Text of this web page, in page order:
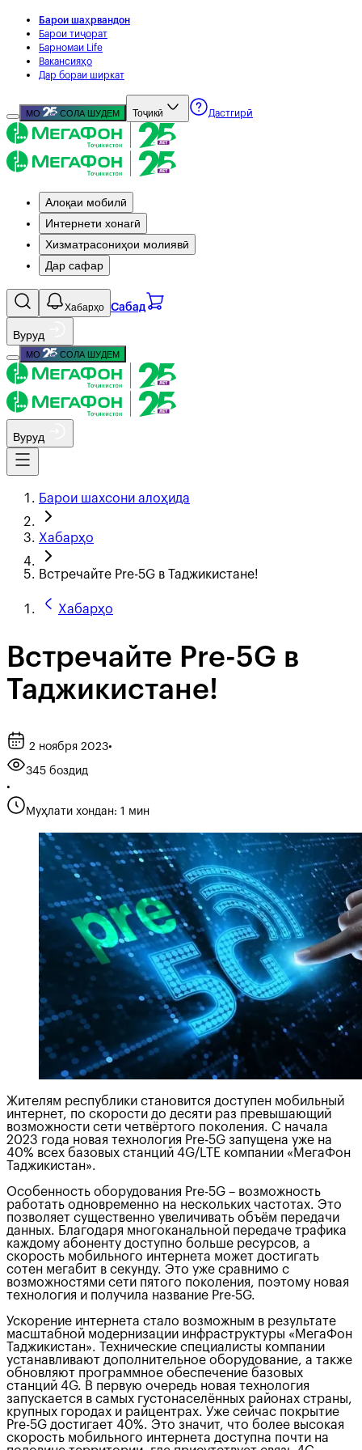
Барои шаҳрвандон
Барои тиҷорат
Барномаи Life
Вакансияҳо
Дар бораи ширкат
МО СОЛА ШУДЕМ Тоҷикӣ Дастгирӣ
Алоқаи мобилӣ
Интернети хонагӣ
Хизматрасониҳои молиявӣ
Дар сафар
Хабарҳо Сабад
Вуруд
МО СОЛА ШУДЕМ
Вуруд
Барои шахсони алоҳида
Хабарҳо
Встречайте Pre-5G в Таджикистане!
Хабарҳо
Встречайте Pre-5G в
Таджикистане!
2 ноября 2023•
345 боздид
•
Муҳлати хондан: 1 мин
Жителям республики становится доступен мобильный
интернет, по скорости до десяти раз превышающий
возможности сети четвёртого поколения. С начала
2023 года новая технология Pre-5G запущена уже на
40% всех базовых станций 4G/LTE компании «МегаФон
Таджикистан».
Особенность оборудования Pre-5G – возможность
работать одновременно на нескольких частотах. Это
позволяет существенно увеличивать объём передачи
данных. Благодаря многоканальной передаче трафика
каждому абоненту доступно больше ресурсов, а
скорость мобильного интернета может достигать
сотен мегабит в секунду. Это уже сравнимо с
возможностями сети пятого поколения, поэтому новая
технология и получила название Pre-5G.
Ускорение интернета стало возможным в результате
масштабной модернизации инфраструктуры «МегаФон
Таджикистан». Технические специалисты компании
устанавливают дополнительное оборудование, а также
обновляют программное обеспечение базовых
станций 4G. В первую очередь новая технология
запускается в самых густонаселённых районах страны,
крупных городах и райцентрах. Уже сейчас покрытие
Pre-5G достигает 40%. Это значит, что более высокая
скорость мобильного интернета доступна почти на